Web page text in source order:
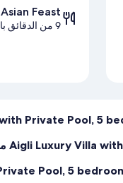
Asian Feast
9 من الدقائق بالسيارة